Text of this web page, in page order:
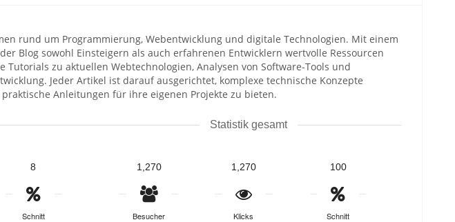
rund um Programmierung, Webentwicklung und digitale Technologien. Mit einem
Blog sowohl Einsteigern als auch erfahrenen Entwicklern wertvolle Ressourcen
Tutorials zu aktuellen Webtechnologien, Analysen von Software-Tools und
Jeder Artikel ist darauf ausgerichtet, komplexe technische Konzepte
Anleitungen für ihre eigenen Projekte zu bieten.​
8
Schnitt
Statistik gesamt
1,270
Besucher
1,270
Klicks
100
Schnitt